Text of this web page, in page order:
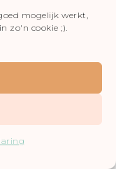
mogelijk werkt,
zo'n cookie ;).
gaat
voor